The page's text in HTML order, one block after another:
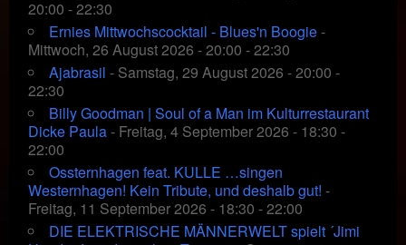
20:00 - 22:30
Ernies Mittwochscocktail - Blues'n Boogie-
Mittwoch, 26 August 2026 - 20:00 - 22:30
Ajabrasil - Samstag, 29 August 2026 - 20:00 -
22:30
Billy Goodman | Soul of a Man im Kulturrestaurant
Dicke Paula- Freitag, 4 September 2026 - 18:30 -
22:00
Ossternhagen feat. KULLE …singen
Westernhagen! Kein Tribute, und deshalb gut! -
Freitag, 11 September 2026 - 18:30 - 22:00
DIE ELEKTRISCHE MÄNNERWELT spielt ´Jimi